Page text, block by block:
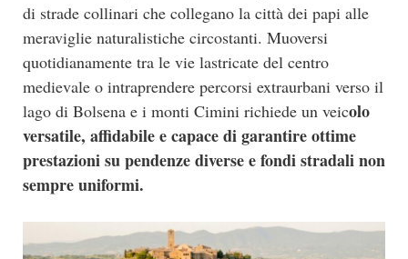
di strade collinari che collegano la città dei papi alle
meraviglie naturalistiche circostanti. Muoversi
quotidianamente tra le vie lastricate del centro
medievale o intraprendere percorsi extraurbani verso il
lago di Bolsena e i monti Cimini richiede un veicolo
versatile, affidabile e capace di garantire ottime
prestazioni su pendenze diverse e fondi stradali non
sempre uniformi.